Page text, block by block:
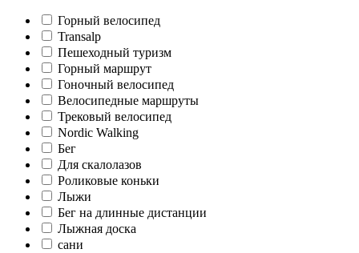
Горный велосипед
Transalp
Пешеходный туризм
Горный маршрут
Гоночный велосипед
Велосипедные маршруты
Трековый велосипед
Nordic Walking
Бег
Для скалолазов
Роликовые коньки
Лыжи
Бег на длинные дистанции
Лыжная доска
сани